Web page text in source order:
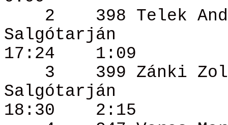
2
398 Telek
Salgótarján
17:24
1:09
3
399 Zánki
Salgótarján
18:30
2:15